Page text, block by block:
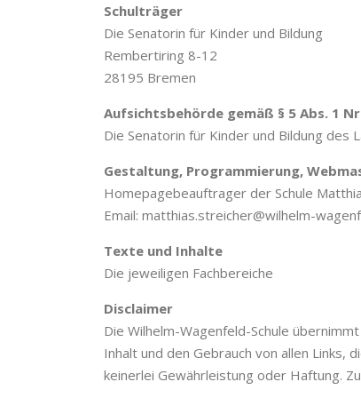
Schulträger
Die Senatorin für Kinder und Bildung
Rembertiring 8-12
28195 Bremen
Aufsichtsbehörde gemäß § 5 Abs. 1
Die Senatorin für Kinder und Bildung des
Gestaltung, Programmierung,
Homepagebeauftrager der Schule
Email: matthias.streicher@wilhelm-
Texte und Inhalte
Die jeweiligen Fachbereiche
Disclaimer
Die Wilhelm-Wagenfeld-Schule
Inhalt und den Gebrauch von allen Links,
keinerlei Gewährleistung oder Haftung.